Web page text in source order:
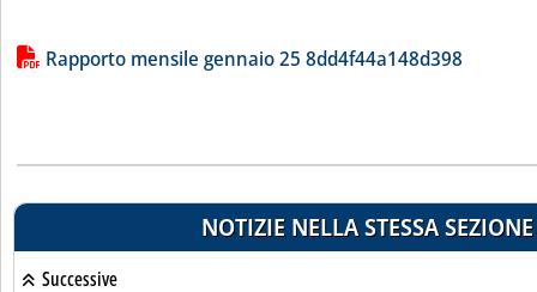
Lista allegati PDF alla notizia
Rapporto mensile gennaio 25 8dd4f44a148d398
NOTIZIE NELLA STESSA SEZIONE
Successive